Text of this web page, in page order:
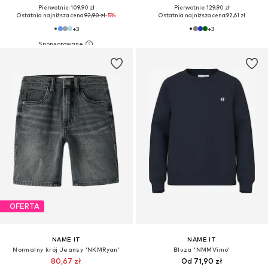
Pierwotnie: 109,90 zł
Ostatnia najniższa cena:92,90 zł-5%
+3
Pierwotnie: 129,90 zł
Ostatnia najniższa cena:92,61 zł
+3
OFERTA
NAME IT
Normalny krój Jeansy 'NKMRyan'
80,67 zł
NAME IT
Bluza 'NMMVimo'
Od 71,90 zł